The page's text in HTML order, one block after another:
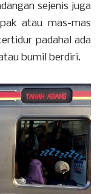
sejenis juga
atau mas-mas
padahal ada
bumil berdiri.